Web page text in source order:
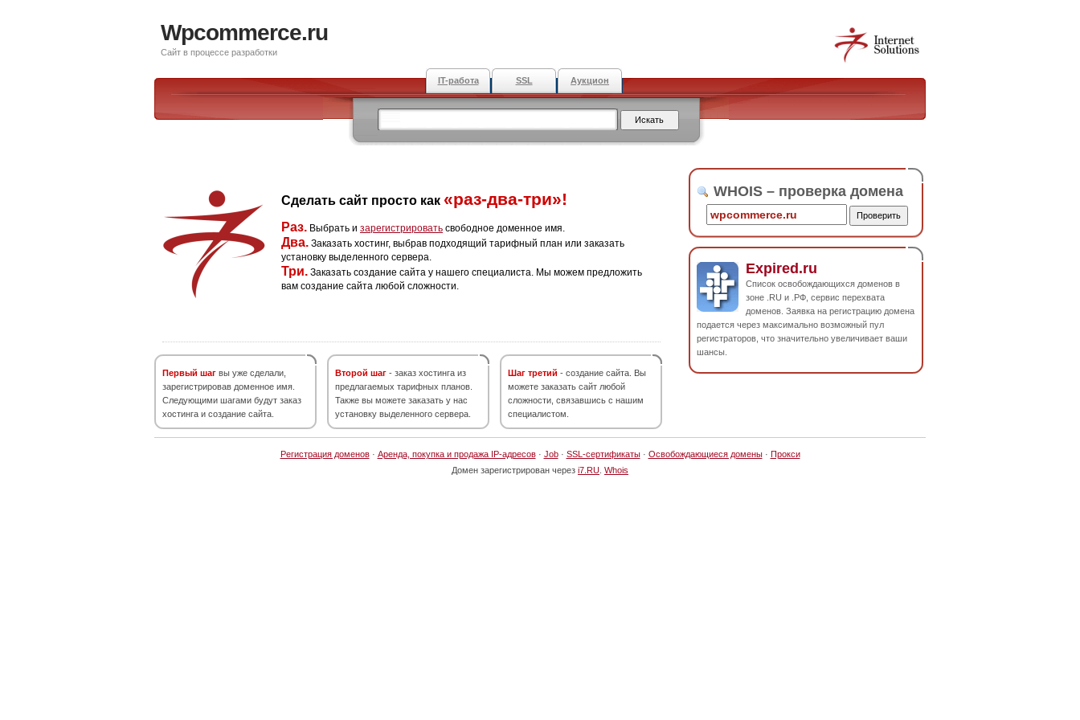
Wpcommerce.ru
Сайт в процессе разработки
IT-работа SSL Аукцион
Сделать сайт просто как «раз-два-три»!
Раз. Выбрать и зарегистрировать свободное доменное имя.
Два. Заказать хостинг, выбрав подходящий тарифный план или заказать
установку выделенного сервера.
Три. Заказать создание сайта у нашего специалиста. Мы можем предложить
вам создание сайта любой сложности.
Первый шаг вы уже сделали,
зарегистрировав доменное имя.
Следующими шагами будут заказ
хостинга и создание сайта.
Второй шаг - заказ хостинга из
предлагаемых тарифных планов.
Также вы можете заказать у нас
установку выделенного сервера.
Шаг третий - создание сайта. Вы
можете заказать сайт любой
сложности, связавшись с нашим
специалистом.
WHOIS – проверка домена
Expired.ru
Список освобождающихся доменов в
зоне .RU и .РФ, сервис перехвата
доменов. Заявка на регистрацию домена
подается через максимально возможный пул
регистраторов, что значительно увеличивает ваши
шансы.
Регистрация доменов· Аренда, покупка и продажа IP-адресов· Job· SSL-сертификаты· Освобождающиеся домены· Прокси
Домен зарегистрирован через i7.RU Whois